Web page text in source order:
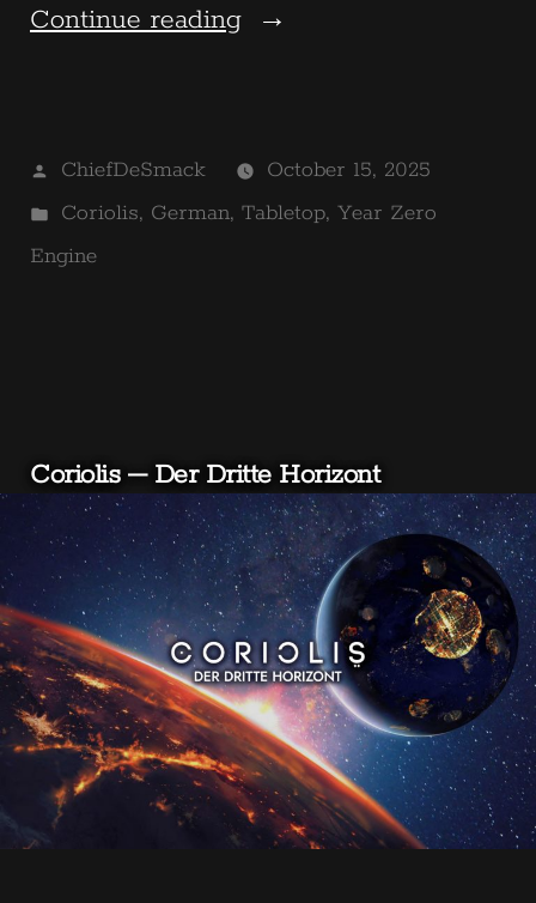
Continue reading“Coriolis
Große
Posted
by
ChiefDeSmack
October 15, 2025
Posted
in
Coriolis, German, Tabletop, Year Zero
Engine
Coriolis – Der Dritte Horizont